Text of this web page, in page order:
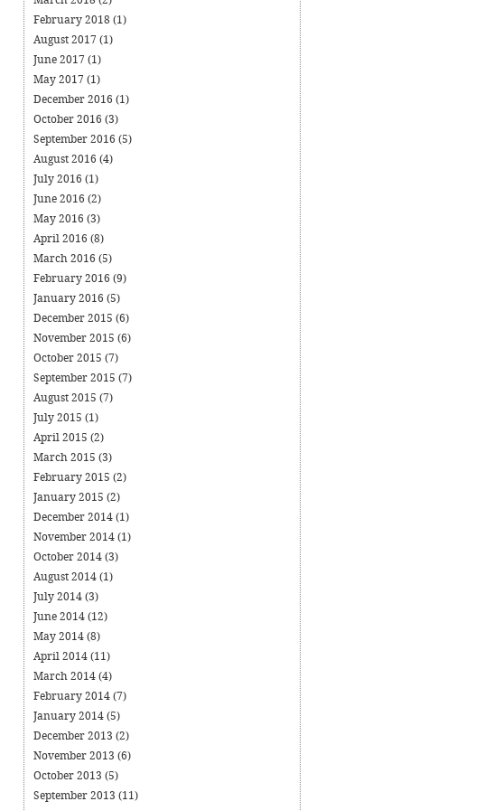
February 2018 (1)
August 2017 (1)
June 2017 (1)
May 2017 (1)
December 2016 (1)
October 2016 (3)
September 2016 (5)
August 2016 (4)
July 2016 (1)
June 2016 (2)
May 2016 (3)
April 2016 (8)
March 2016 (5)
February 2016 (9)
January 2016 (5)
December 2015 (6)
November 2015 (6)
October 2015 (7)
September 2015 (7)
August 2015 (7)
July 2015 (1)
April 2015 (2)
March 2015 (3)
February 2015 (2)
January 2015 (2)
December 2014(1)
November 2014(1)
October 2014(3)
August 2014(1)
July 2014(3)
June 2014(12)
May 2014(8)
April 2014(11)
March 2014(4)
February 2014(7)
January 2014(5)
December 2013 (2)
November 2013 (6)
October 2013 (5)
September 2013 (11)